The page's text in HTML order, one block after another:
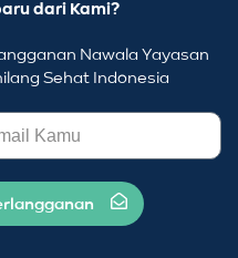
dari Kami?
Nawala Yayasan
Sehat Indonesia